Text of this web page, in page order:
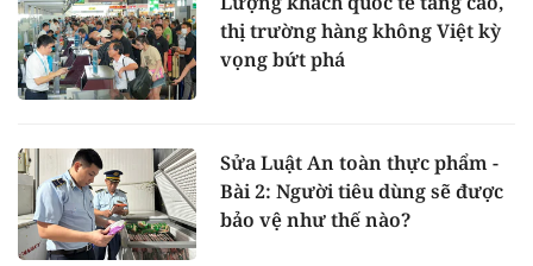
thị trường hàng không Việt kỳ
vọng bứt phá
Sửa Luật An toàn thực phẩm -
Bài 2: Người tiêu dùng sẽ được
bảo vệ như thế nào?